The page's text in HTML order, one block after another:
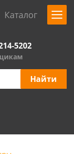
Каталог
5202